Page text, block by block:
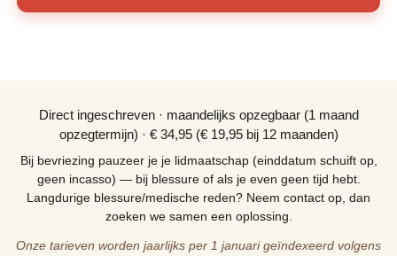
Direct ingeschreven · maandelijks opzegbaar (1 maand
opzegtermijn) · € 34,95 (€ 19,95 bij 12 maanden)
Bij bevriezing pauzeer je je lidmaatschap (einddatum schuift op,
geen incasso) — bij blessure of als je even geen tijd hebt.
Langdurige blessure/medische reden? Neem contact op, dan
zoeken we samen een oplossing.
Onze tarieven worden jaarlijks per 1 januari geïndexeerd volgens